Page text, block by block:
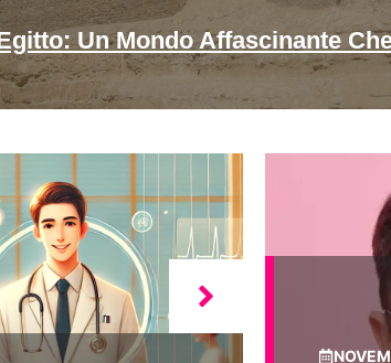
Un Mondo Affascinante